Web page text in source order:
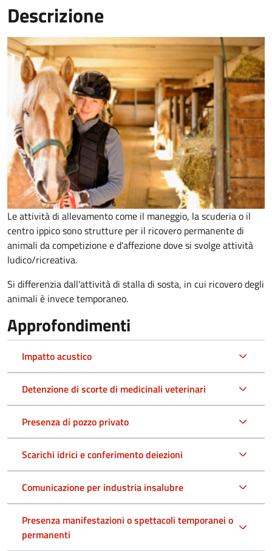
Descrizione
Le attività di allevamento come il maneggio, la scuderia o il
centro ippico sono strutture per il ricovero permanente di
animali da competizione e d'affezione dove si svolge attività
ludico/ricreativa.
Si differenzia dall'attività di stalla di sosta, in cui ricovero degli
animali è invece temporaneo.
Approfondimenti
Impatto acustico
Detenzione di scorte di medicinali veterinari
Presenza di pozzo privato
Scarichi idrici e conferimento deiezioni
Comunicazione per industria insalubre
Presenza manifestazioni o spettacoli temporanei o
permanenti